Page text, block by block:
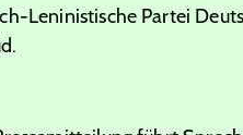
Leninistische Partei